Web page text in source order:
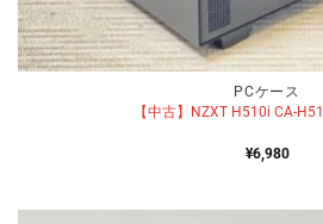
PCケース
【中古】NZXT H510i CA-
¥6,980